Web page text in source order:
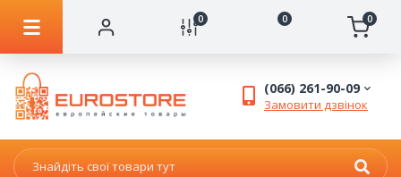
0 0 0
(066) 261-90-09
Замовити дзвінок